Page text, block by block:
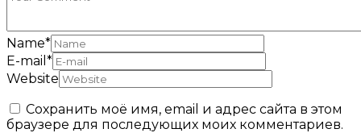
Name*
E-mail *
Website
Сохранить моё имя, email и адрес сайта в этом
браузере для последующих моих комментариев.